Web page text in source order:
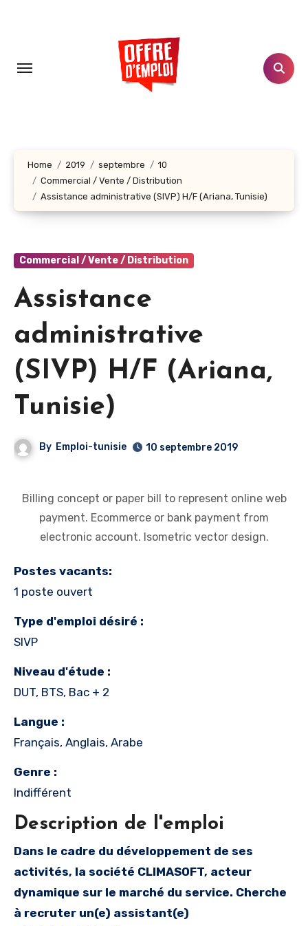
principal
Home 2019 septembre
10
Commercial / Vente / Distribution
Assistance administrative (SIVP) H/F (Ariana, Tunisie)
Commercial / Vente / Distribution
Assistance
administrative
(SIVP) H/F (Ariana,
Tunisie)
By Emploi-tunisie 10 septembre 2019
Billing concept or paper bill to represent online web
payment. Ecommerce or bank payment from
electronic account. Isometric vector design.
Postes vacants:
1 poste ouvert
Type d'emploi désiré :
SIVP
Niveau d'étude :
DUT, BTS, Bac + 2
Langue :
Français, Anglais, Arabe
Genre :
Indifférent
Description de l'emploi
Dans le cadre du développement de ses
activités, la société CLIMASOFT, acteur
dynamique sur le marché du service. Cherche
à recruter un(e) assistant(e)